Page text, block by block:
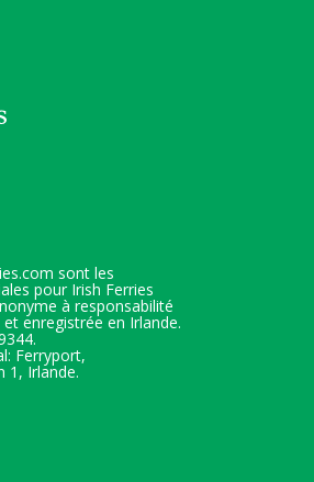
sont les
pour Irish Ferries
à responsabilité
enregistrée en Irlande.
Ferryport,
1, Irlande.